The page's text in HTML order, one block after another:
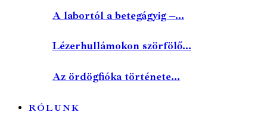
A labortól a betegágyig –...
Lézerhullámokon szörfölő...
Az ördögfióka története...
RÓLUNK